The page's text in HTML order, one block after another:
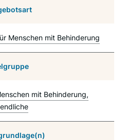
Menschen mit Behinderung
mit Behinderung